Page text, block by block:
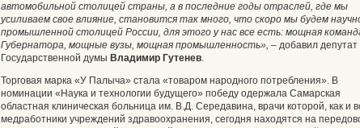
автомобильной столицей страны, а в последние годы отраслей, где мы
усиливаем свое влияние, становится так много, что скоро мы будем
промышленной столицей России, для этого у нас все есть: мощная
Губернатора, мощные вузы, мощная промышленность», – добавил депутат
Государственной думы Владимир Гутенев.
Торговая марка «У Палыча» стала «товаром народного потребления». В
номинации «Наука и технологии будущего» победу одержала Самарская
областная клиническая больница им. В.Д. Середавина, врачи которой, как и
медработники учреждений здравоохранения, сегодня находятся на